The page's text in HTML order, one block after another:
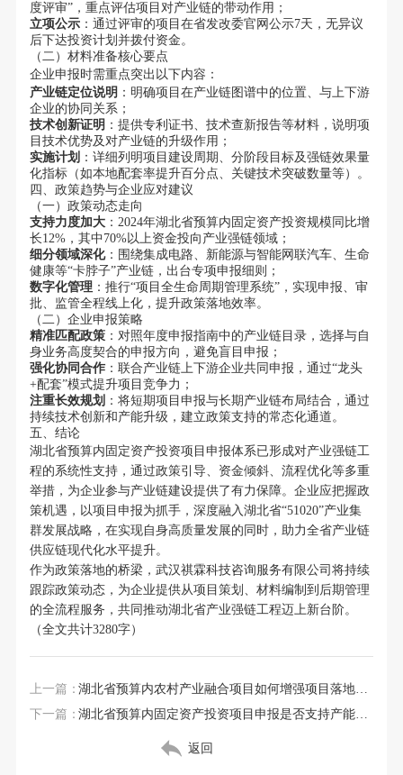
度评审”，重点评估项目对产业链的带动作用；
立项公示：通过评审的项目在省发改委官网公示7天，无异议
后下达投资计划并拨付资金。
（二）材料准备核心要点
企业申报时需重点突出以下内容：
产业链定位说明 ：明确项目在产业链图谱中的位置、与上下游
企业的协同关系；
技术创新证明 ：提供专利证书、技术查新报告等材料，说明项
目技术优势及对产业链的升级作用；
实施计划 ：详细列明项目建设周期、分阶段目标及强链效果量
化指标（如本地配套率提升百分点、关键技术突破数量等）。
四、政策趋势与企业应对建议
（一）政策动态走向
支持力度加大：2024年湖北省预算内固定资产投资规模同比增
长12%，其中70%以上资金投向产业强链领域；
细分领域深化：围绕集成电路、新能源与智能网联汽车、生命
健康等“卡脖子”产业链，出台专项申报细则；
数字化管理：推行“项目全生命周期管理系统”，实现申报、审
批、监管全程线上化，提升政策落地效率。
（二）企业申报策略
精准匹配政策：对照年度申报指南中的产业链目录，选择与自
身业务高度契合的申报方向，避免盲目申报；
强化协同合作：联合产业链上下游企业共同申报，通过“龙头
+配套”模式提升项目竞争力；
注重长效规划 ：将短期项目申报与长期产业链布局结合，通过
持续技术创新和产能升级，建立政策支持的常态化通道。
五、结论
湖北省预算内固定资产投资项目申报体系已形成对产业强链工
程的系统性支持，通过政策引导、资金倾斜、流程优化等多重
举措，为企业参与产业链建设提供了有力保障。企业应把握政
策机遇，以项目申报为抓手，深度融入湖北省“51020”产业集
群发展战略，在实现自身高质量发展的同时，助力全省产业链
供应链现代化水平提升。
作为政策落地的桥梁，武汉祺霖科技咨询服务有限公司将持续
跟踪政策动态，为企业提供从项目策划、材料编制到后期管理
的全流程服务，共同推动湖北省产业强链工程迈上新台阶。
（全文共计3280字）
上一篇：
湖北省预算内农村产业融合项目如何增强项目落地保障
下一篇：
湖北省预算内固定资产投资项目申报是否支持产能优化
返回